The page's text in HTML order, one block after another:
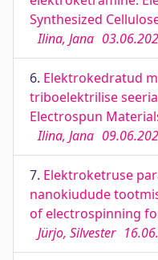
Synthesized
Ilina, Jana
6. Elektrokedratud
triboelektrilise
Electrospun
Ilina, Jana
7. Elektroketruse
nanokiudude
of electrospinning
Jürjo, Silvester